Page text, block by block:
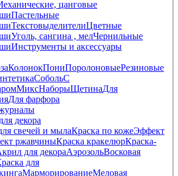
цанговые
Пастельные
ТекстовыделителиЦветные
Уголь, сангина , мелЧернильные
Инструменты и аксессуары
КолонокПониПоролоновыеРезиновые
СобольС
МиксНаборыЩетинаДля
Для фарфора
декора
свечей и мылаКраска по кожеЭффект
ржавчиныКраска кракелюрКраска-
для декораАэрозольВосковая
для
МарморированиеМеловая